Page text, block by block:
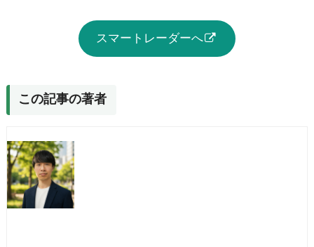
スマートレーダーへ
この記事の著者